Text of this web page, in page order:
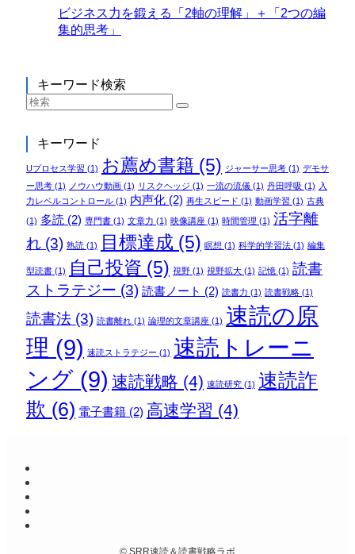
ビジネス力を鍛える「2軸の理解」＋「2つの編
集的思考」
キーワード検索
キーワード
Uプロセス学習 (1) お薦め書籍 (5) ジャーサー思考(1) デモサ
ー思考(1) ノウハウ動画(1) リスクヘッジ (1) 一流の流儀(1) 丹田呼吸 (1) 入
力レベルコントロール(1) 内声化(2) 再生スピード (1) 動画学習 (1) 古典
(1) 多読 (2) 専門書(1) 文章力 (1) 映像講座(1) 時間管理 (1) 活字離
れ(3) 熟読(1) 目標達成 (5) 瞑想 (1) 科学的学習法(1) 編集
型読書(1) 自己投資 (5) 視野(1) 視野拡大(1) 記憶(1) 読書
ストラテジー (3) 読書ノート (2) 読書力 (1) 読書戦略(1)
読書法(3) 読書離れ(1) 論理的文章講座(1) 速読の原
理 (9) 速読ストラテジー (1) 速読トレーニ
ング(9) 速読戦略 (4) 速読研究(1) 速読詐
欺 (6) 電子書籍(2) 高速学習 (4)
© SRR速読＆読書戦略ラボ